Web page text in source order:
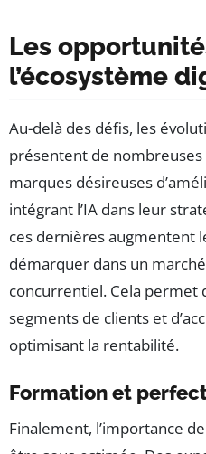
Les
l’écosystème
Au-delà des défis, les
présentent de
marques désireuses
intégrant l’IA dans leur
ces dernières augmentent
démarquer dans un
concurrentiel. Cela permet
segments de clients et
optimisant la rentabilité.
Formation et
Finalement, l’importance